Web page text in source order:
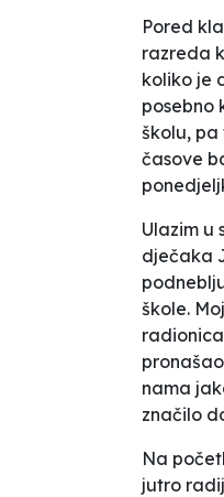
Pored
razreda
koliko je
posebno
školu, pa
časove
Ulazim u
dječaka
škole.
nama
značilo
Na
jutro